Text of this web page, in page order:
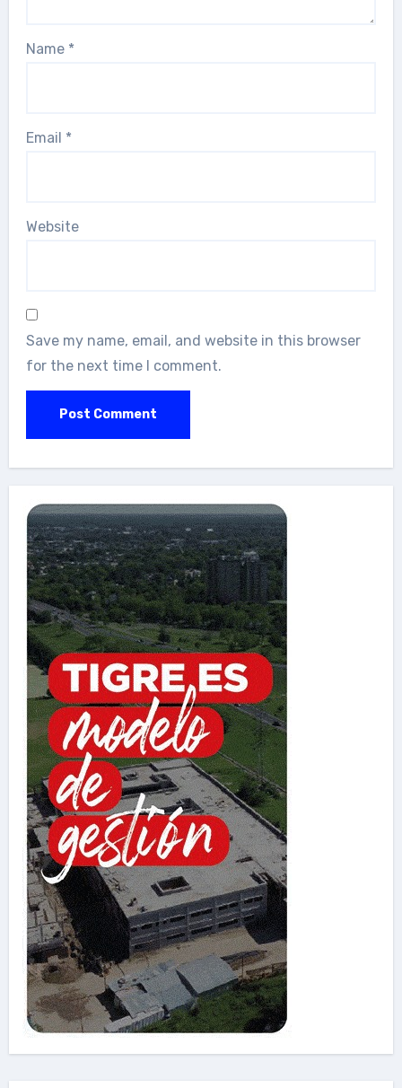
Name *
Email *
Website
Save my name, email, and website in this browser
for the next time I comment.